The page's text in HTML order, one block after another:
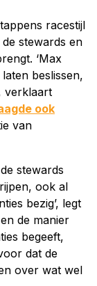
racestijl
stewards en
‘Max
beslissen,
verklaart
ook
van
stewards
ook al
bezig’, legt
de manier
begeeft,
dat de
over wat wel